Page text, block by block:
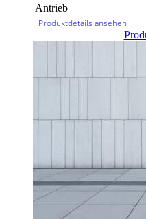
Antrieb
Produktdetails ansehen